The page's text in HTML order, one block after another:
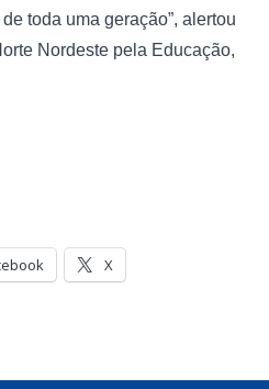
toda uma geração”, alertou
Nordeste pela Educação,
X